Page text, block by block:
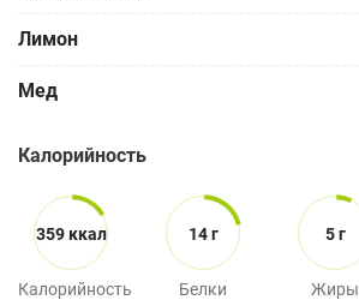
Лимон
Мед
Калорийность
359 ккал
Калорийность
14 г
Белки
5 г
Жиры